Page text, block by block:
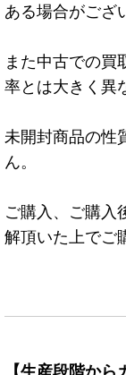
ある場合がござ
また中古での買
率とは大きく異
未開封商品の性
ん。
ご購入、ご購入
解頂いた上でご
【生産段階か